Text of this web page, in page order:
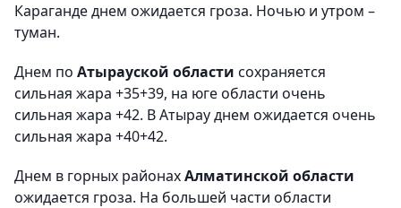
Караганде днем ожидается гроза. Ночью и утром –
туман.
Днем по Атырауской области сохраняется
сильная жара +35+39, на юге области очень
сильная жара +42. В Атырау днем ожидается очень
сильная жара +40+42.
Днем в горных районахАлматинской области
ожидается гроза. На большей части области